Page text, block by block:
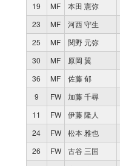
19
MF 本田 憲弥
23
MF 河西 守生
25
MF 関野 元弥
30
MF 原岡 翼
36
MF 佐藤 郁
9
FW 加藤 千尋
11
FW 伊藤 隆人
24
FW 松本 雅也
26
FW 古谷 三国